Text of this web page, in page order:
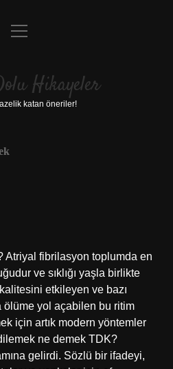
Anasayfa
Uyarı
menüyü
Hikayeler
katan öneriler!
Atriyal fibrilasyon toplumda en
ve sıklığı yaşla birlikte
etkileyen ve bazı
ölüme yol açabilen bu ritim
için artık modern yöntemler
ne demek TDK?
gelirdi. Sözlü bir ifadeyi,